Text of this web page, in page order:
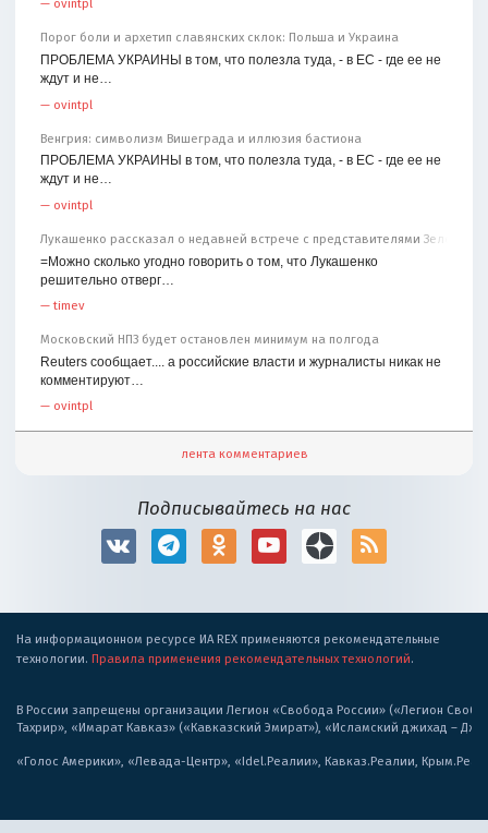
— ovintpl
Порог боли и архетип славянских склок: Польша и Украина
ПРОБЛЕМА УКРАИНЫ в том, что полезла туда, - в ЕС - где ее не
ждут и не…
— ovintpl
Венгрия: символизм Вишеграда и иллюзия бастиона
ПРОБЛЕМА УКРАИНЫ в том, что полезла туда, - в ЕС - где ее не
ждут и не…
— ovintpl
Лукашенко рассказал о недавней встрече с представителями
=Можно сколько угодно говорить о том, что Лукашенко
решительно отверг…
—timev
Московский НПЗ будет остановлен минимум на полгода
Reuters сообщает.... а российские власти и журналисты никак не
комментируют…
— ovintpl
лента комментариев
Подписывайтесь на нас
На информационном ресурсе ИА REX применяются рекомендательные
технологии. Правила применения рекомендательных технологий.
В России запрещены организации Легион «Свобода России» («Легион
Тахрир», «Имарат Кавказ» («Кавказский Эмират»), «Исламский джихад –
«Голос Америки», «Левада-Центр», «Idel.Реалии», Кавказ.Реалии,